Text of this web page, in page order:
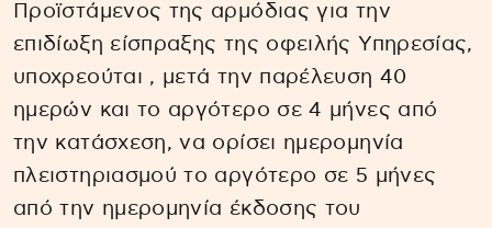
Προϊστάμενος της αρμόδιας για την
επιδίωξη είσπραξης της οφειλής Υπηρεσίας,
υποχρεούται , μετά την παρέλευση 40
ημερών και το αργότερο σε 4 μήνες από
την κατάσχεση, να ορίσει ημερομηνία
πλειστηριασμού το αργότερο σε 5 μήνες
από την ημερομηνία έκδοσης του